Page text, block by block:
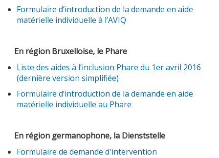
Formulaire d’introduction de la demande en aide
matérielle individuelle à l’AVIQ
En région Bruxelloise, le Phare
Liste des aides à l’inclusion Phare du 1er avril 2016
(dernière version simplifiée)
Formulaire d’introduction de la demande en aide
matérielle individuelle au Phare
En région germanophone, la Dienststelle
Formulaire de demande d'intervention